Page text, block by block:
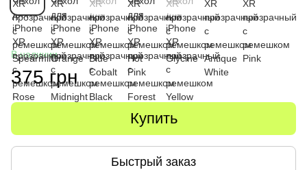
В наличии
375 грн
Купить
Быстрый заказ